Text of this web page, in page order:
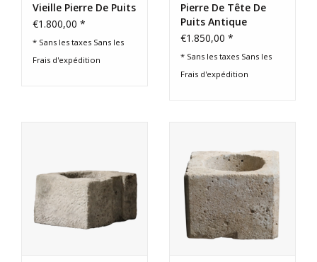
Vieille Pierre De Puits
€1.800,00 *
* Sans les taxes Sans les
Frais d'expédition
Pierre De Tête De
Puits Antique
€1.850,00 *
* Sans les taxes Sans les
Frais d'expédition